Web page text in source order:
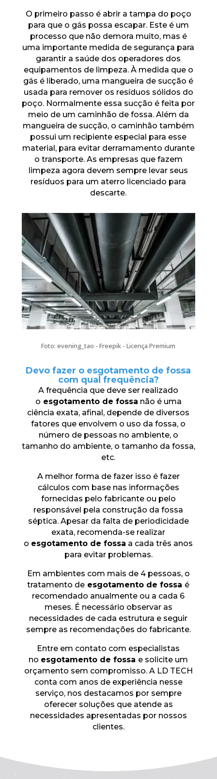
O primeiro passo é abrir a tampa do poço
para que o gás possa escapar. Este é um
processo que não demora muito, mas é
uma importante medida de segurança para
garantir a saúde dos operadores dos
equipamentos de limpeza. À medida que o
gás é liberado, uma mangueira de sucção é
usada para remover os resíduos sólidos do
poço. Normalmente essa sucção é feita por
meio de um caminhão de fossa. Além da
mangueira de sucção, o caminhão também
possui um recipiente especial para esse
material, para evitar derramamento durante
o transporte. As empresas que fazem
limpeza agora devem sempre levar seus
resíduos para um aterro licenciado para
descarte.
Foto: evening_tao - Freepik - Licença Premium
Devo fazer o esgotamento de fossa
com qual frequência?
A frequência que deve ser realizado
o esgotamento de fossa não é uma
ciência exata, afinal, depende de diversos
fatores que envolvem o uso da fossa, o
número de pessoas no ambiente, o
tamanho do ambiente, o tamanho da fossa,
etc.
A melhor forma de fazer isso é fazer
cálculos com base nas informações
fornecidas pelo fabricante ou pelo
responsável pela construção da fossa
séptica. Apesar da falta de periodicidade
exata, recomenda-se realizar
o esgotamento de fossa a cada três anos
para evitar problemas.
Em ambientes com mais de 4 pessoas, o
tratamento de esgotamento de fossa é
recomendado anualmente ou a cada 6
meses. É necessário observar as
necessidades de cada estrutura e seguir
sempre as recomendações do fabricante.
Entre em contato com especialistas
no esgotamento de fossa e solicite um
orçamento sem compromisso. A LD TECH
conta com anos de experiência nesse
serviço, nos destacamos por sempre
oferecer soluções que atende as
necessidades apresentadas por nossos
clientes.